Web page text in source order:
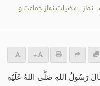
. نماز . فضیلت نماز جماعت و
+
-
رَسُولُ اللهِ صَلَّى اللهُ عَلَيْهِ